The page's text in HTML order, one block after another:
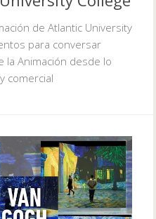
de Atlantic University
para conversar
la Animación desde lo
comercial